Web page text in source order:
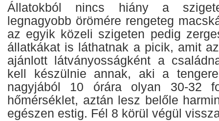
Állatokból nincs hiány a
legnagyobb örömére rengeteg
az egyik közeli szigeten pedig
állatkákat is láthatnak a picik, amit
ajánlott látványosságként a
kell készülnie annak, aki a
nagyjából 10 órára olyan 30-32
hőmérséklet, aztán lesz belőle
egészen estig. Fél 8 körül végül